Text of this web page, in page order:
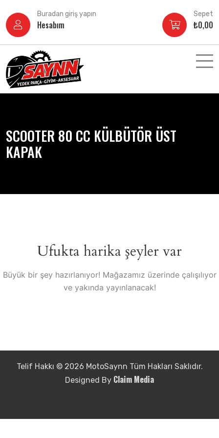
atla
Buradan giriş yapın
Hesabım
Sepet
₺0,00
SCOOTER 80 CC KÜLBÜTÖR ÜST
KAPAK
Ufukta harika şeyler var
Büyük bir şey hazırlanıyor! Mağazamız üzerinde çalışılıyor
ve yakında yayınlanacak!
Telif Hakkı © 2026 MotoSaynn Tüm Hakları Saklıdır.
Designed By Claim Media